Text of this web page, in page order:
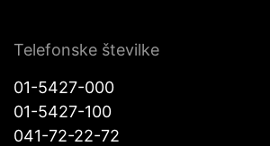
Telefonske številke
01-5427-000
01-5427-100
041-72-22-72